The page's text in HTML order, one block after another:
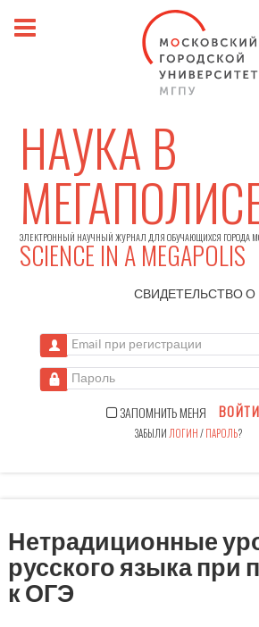
НАУКА В
ЭЛЕКТРОННЫЙ НАУЧНЫЙ ЖУРНАЛ ДЛЯ ОБУЧАЮЩИХСЯ ГОРОДА
SCIENCE IN A MEGAPOLIS
СВИДЕТЕЛЬСТВО
Email при регистрации
Пароль
ЗАПОМНИТЬ МЕНЯ ВОЙТИ
ЗАБЫЛИ ЛОГИН/ПАРОЛЬ?
Нетрадиционные
русского языка при
к ОГЭ